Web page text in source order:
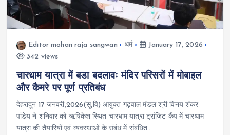
Editor mohan raja sangwan धर्म
January 17, 2026
342 views
चारधाम यात्रा में बडा बदलावः मंदिर परिसरों में मोबाइल
और कैमरे पर पूर्ण प्रतिबंध
देहरादून 17 जनवरी,2026(सू.वि) आयुक्त गढ़वाल मंडल श्री विनय शंकर
पांडेय ने शनिवार को ऋषिकेश स्थित चारधाम यात्रा ट्रांजिट कैंप में चारधाम
यात्रा की तैयारियों एवं व्यवस्थाओं के संबंध में संबंधित…